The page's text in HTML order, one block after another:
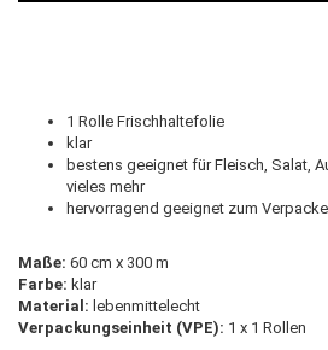
1 Rolle Frischhaltefolie
klar
bestens geeignet für Fleisch, Salat,
vieles mehr
hervorragend geeignet zum
Maße: 60 cm x 300 m
Farbe: klar
Material: lebenmittelecht
Verpackungseinheit (VPE): 1 x 1 Rollen